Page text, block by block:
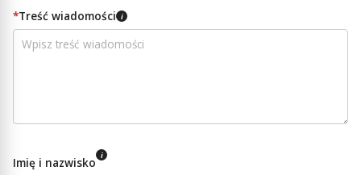
*Treść wiadomości i
Imię i nazwisko i